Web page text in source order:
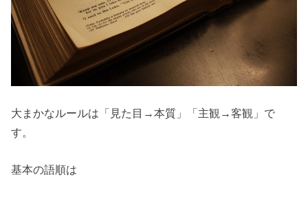
大まかなルールは「見た目→本質」「主観→客観」で
す。
基本の語順は